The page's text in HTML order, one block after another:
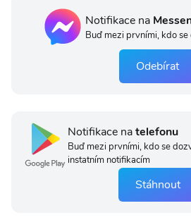
Notifikace na
Buď mezi prvními, kdo se
Odebírat
Notifikace natelefonu
Buď mezi prvními, kdo se
instatním notifikacím
Stáhnout